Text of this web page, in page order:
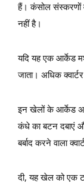
हैं। कंसोल संस्करणों
नहीं है।
यदि यह एक आर्केड
जाता। अधिक
इन खेलों के आर्केड
कंधे का बटन दबाएं
बर्बाद करने वाला
दी, यह खेल को एक